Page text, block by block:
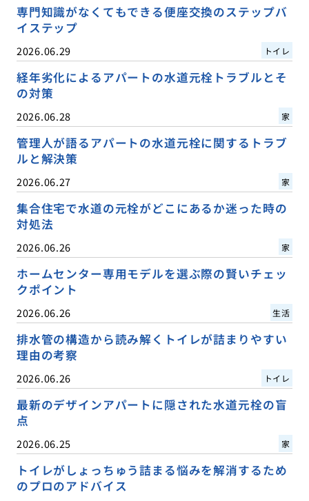
専門知識がなくてもできる便座交換のステップバ
イステップ
2026.06.29 トイレ
経年劣化によるアパートの水道元栓トラブルとそ
の対策
2026.06.28 家
管理人が語るアパートの水道元栓に関するトラブ
ルと解決策
2026.06.27 家
集合住宅で水道の元栓がどこにあるか迷った時の
対処法
2026.06.26 家
ホームセンター専用モデルを選ぶ際の賢いチェッ
クポイント
2026.06.26 生活
排水管の構造から読み解くトイレが詰まりやすい
理由の考察
2026.06.26 トイレ
最新のデザインアパートに隠された水道元栓の盲
点
2026.06.25 家
トイレがしょっちゅう詰まる悩みを解消するため
のプロのアドバイス